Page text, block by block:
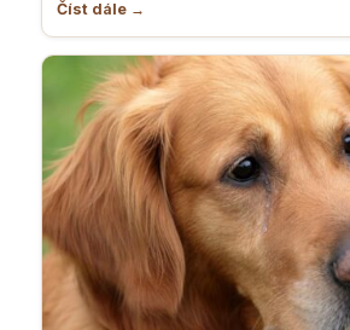
Číst dále →